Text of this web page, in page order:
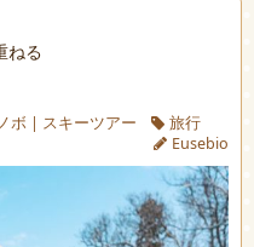
ねる
ボ | スキーツアー
旅行
Eusebio